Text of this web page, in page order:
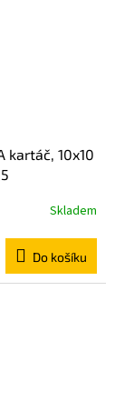
kartáč, 10x10
Skladem
Do košíku